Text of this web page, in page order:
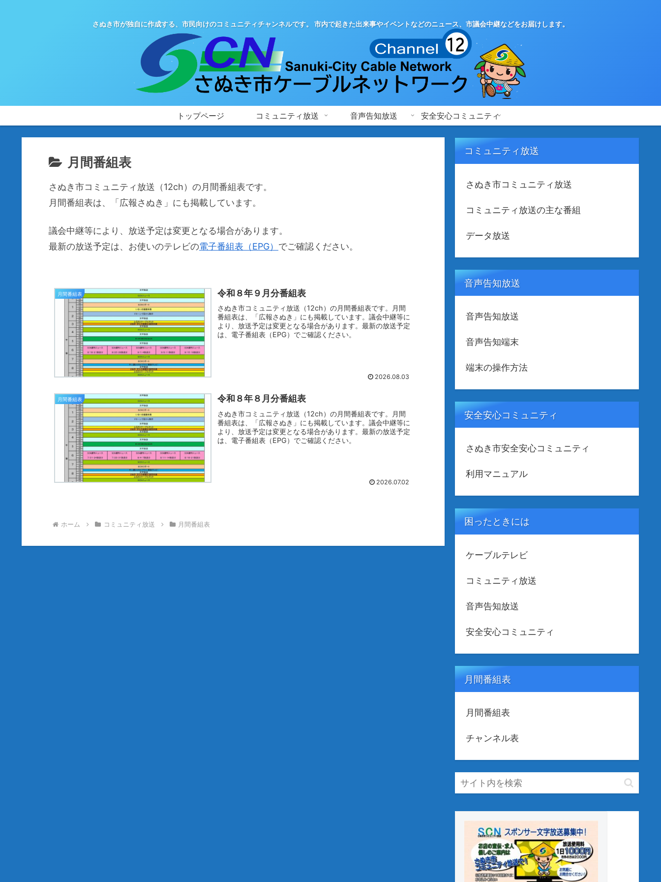
さぬき市が独自に作成する、市民向けのコミュニティチャンネルです。 市内で起きた出来事やイベントなどのニュース、市議会中継などをお届けします。
トップページ コミュニティ放送 音声告知放送 安全安心コミュニティ
月間番組表
さぬき市コミュニティ放送（12ch）の月間番組表です。
月間番組表は、「広報さぬき」にも掲載しています。
議会中継等により、放送予定は変更となる場合があります。
最新の放送予定は、お使いのテレビの電子番組表（EPG） でご確認ください。
月間番組表 令和８年９月分番組表
さぬき市コミュニティ放送（12ch）の月間番組表です。月間
番組表は、「広報さぬき」にも掲載しています。議会中継等に
より、放送予定は変更となる場合があります。最新の放送予定
は、電子番組表（EPG）でご確認ください。
2026.08.03
月間番組表 令和８年８月分番組表
さぬき市コミュニティ放送（12ch）の月間番組表です。月間
番組表は、「広報さぬき」にも掲載しています。議会中継等に
より、放送予定は変更となる場合があります。最新の放送予定
は、電子番組表（EPG）でご確認ください。
2026.07.02
ホーム コミュニティ放送 月間番組表
コミュニティ放送
さぬき市コミュニティ放送
コミュニティ放送の主な番組
データ放送
音声告知放送
音声告知放送
音声告知端末
端末の操作方法
安全安心コミュニティ
さぬき市安全安心コミュニティ
利用マニュアル
困ったときには
ケーブルテレビ
コミュニティ放送
音声告知放送
安全安心コミュニティ
月間番組表
月間番組表
チャンネル表